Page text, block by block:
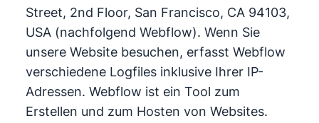
Street, 2nd Floor, San Francisco, CA 94103,
USA (nachfolgend Webflow). Wenn Sie
unsere Website besuchen, erfasst Webflow
verschiedene Logfiles inklusive Ihrer IP-
Adressen. Webflow ist ein Tool zum
Erstellen und zum Hosten von Websites.